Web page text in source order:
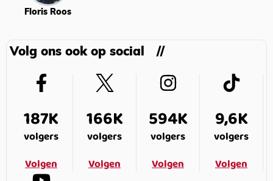
Floris Roos
Volg ons ook op social
187K
volgers
Volgen
166K
volgers
Volgen
594K
volgers
Volgen
9,6K
volgers
Volgen